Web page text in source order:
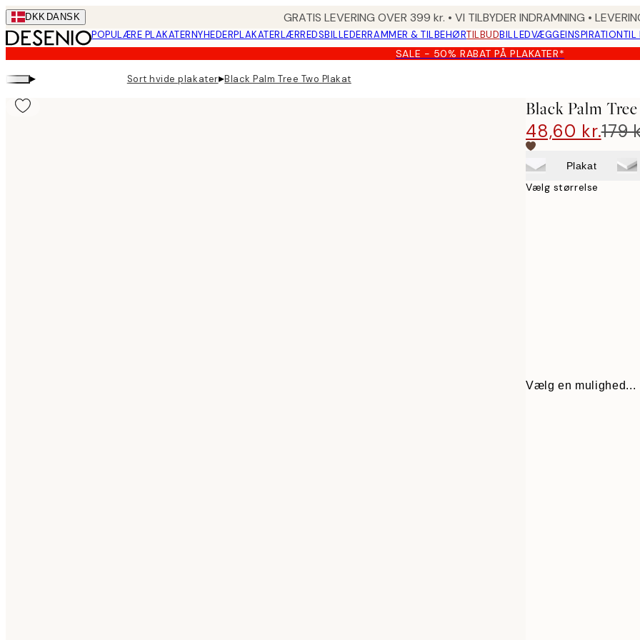
Skip
to
main
content.
DKK DANSK GRATIS LEVERING OVER 399 kr. • VI TILBYDER INDRAMNING •
POPULÆRE PLAKATERNYHEDERPLAKATERLÆRREDSBILLEDERRAMMER & TILBEHØRTILBUDBILLEDVÆGGEINSPIRATIONTIL
SALE - 50% RABAT PÅ PLAKATER*
▸ Sort hvide plakater▸Black Palm Tree Two Plakat
Black Palm
48,60 kr.179
Plakat
Vælg størrelse
Vælg en mulighed...